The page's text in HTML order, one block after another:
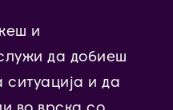
и
да добиеш
ситуација и да